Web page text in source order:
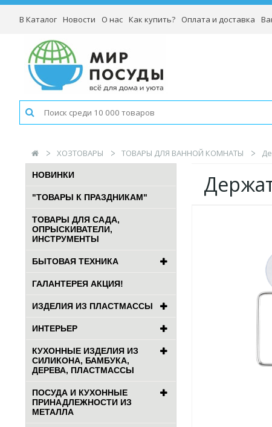
В Каталог Новости О нас Как купить? Оплата и доставка
ХОЗТОВАРЫ ТОВАРЫ ДЛЯ ВАННОЙ КОМНАТЫ
НОВИНКИ
"ТОВАРЫ К ПРАЗДНИКАМ"
ТОВАРЫ ДЛЯ САДА,
ОПРЫСКИВАТЕЛИ,
ИНСТРУМЕНТЫ
БЫТОВАЯ ТЕХНИКА
ГАЛАНТЕРЕЯ АКЦИЯ!
ИЗДЕЛИЯ ИЗ ПЛАСТМАССЫ
ИНТЕРЬЕР
КУХОННЫЕ ИЗДЕЛИЯ ИЗ
СИЛИКОНА, БАМБУКА,
ДЕРЕВА, ПЛАСТМАССЫ
ПОСУДА И КУХОННЫЕ
ПРИНАДЛЕЖНОСТИ ИЗ
МЕТАЛЛА